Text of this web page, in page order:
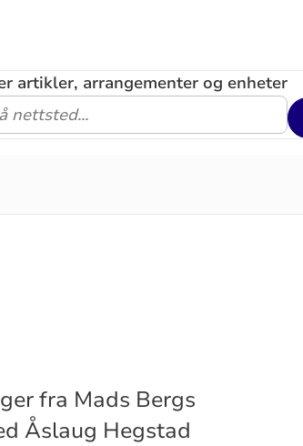
artikler, arrangementer og enheter
fra Mads Bergs
Åslaug Hegstad